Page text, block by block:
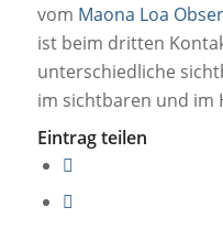
vom Maona Loa
ist beim dritten
unterschiedliche
im sichtbaren und im
Eintrag teilen